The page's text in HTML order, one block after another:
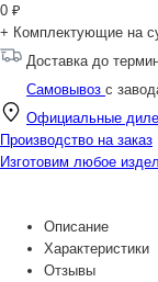
0 ₽
+ Комплектующие на
Доставка до
Самовывоз с
Официальные
Производство на заказ
Изготовим любое
Описание
Характеристики
Отзывы